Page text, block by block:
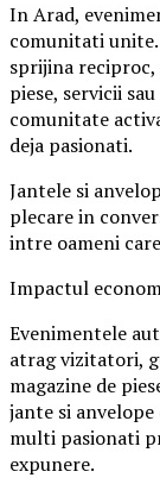
In Arad,
comunitati unite.
sprijina reciproc,
piese, servicii
comunitate
deja pasionati.
Jantele si
plecare in
intre oameni
Impactul
Evenimentele
atrag vizitatori,
magazine de
jante si
multi pasionati
expunere.